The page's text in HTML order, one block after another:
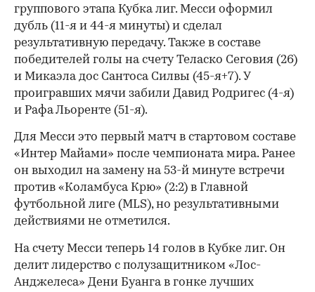
группового этапа Кубка лиг. Месси оформил
дубль (11-я и 44-я минуты) и сделал
результативную передачу. Также в составе
победителей голы на счету Теласко Сеговия (26)
и Микаэла дос Сантоса Силвы (45-я+7). У
проигравших мячи забили Давид Родригес (4-я)
и Рафа Льоренте (51-я).
Для Месси это первый матч в стартовом составе
«Интер Майами» после чемпионата мира. Ранее
он выходил на замену на 53-й минуте встречи
против «Коламбуса Крю» (2:2) в Главной
футбольной лиге (MLS), но результативными
действиями не отметился.
На счету Месси теперь 14 голов в Кубке лиг. Он
делит лидерство с полузащитником «Лос-
Анджелеса» Дени Буанга в гонке лучших